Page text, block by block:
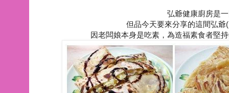
弘爺健康廚房是
但品今天要來分享的這間弘
因老闆娘本身是吃素，為造福素食者堅